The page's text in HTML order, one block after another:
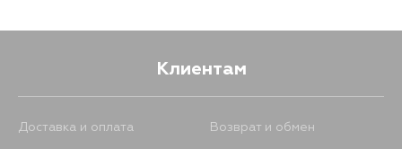
Клиентам
Доставка и оплата Возврат и обмен